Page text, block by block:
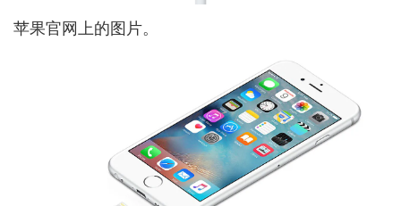
苹果官网上的图片。